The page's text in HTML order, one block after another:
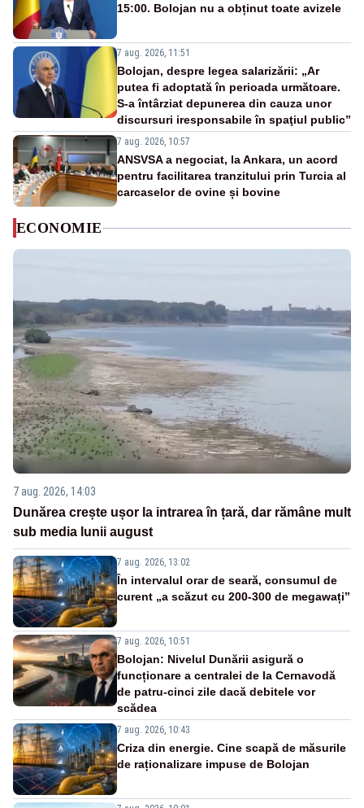
15:00. Bolojan nu a obținut toate avizele
7 aug. 2026, 11:51
Bolojan, despre legea salarizării: „Ar
putea fi adoptată în perioada următoare.
S-a întârziat depunerea din cauza unor
discursuri iresponsabile în spaţiul public”
7 aug. 2026, 10:57
ANSVSA a negociat, la Ankara, un acord
pentru facilitarea tranzitului prin Turcia al
carcaselor de ovine și bovine
ECONOMIE
7 aug. 2026, 14:03
Dunărea crește ușor la intrarea în țară, dar rămâne mult
sub media lunii august
7 aug. 2026, 13:02
În intervalul orar de seară, consumul de
curent „a scăzut cu 200-300 de megawați”
7 aug. 2026, 10:51
Bolojan: Nivelul Dunării asigură o
funcționare a centralei de la Cernavodă
de patru-cinci zile dacă debitele vor
scădea
7 aug. 2026, 10:43
Criza din energie. Cine scapă de măsurile
de raționalizare impuse de Bolojan